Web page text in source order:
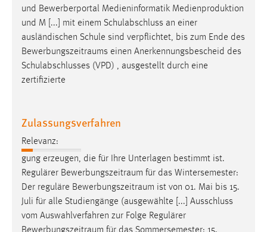
und Bewerberportal Medieninformatik Medienproduktion
und M [...] mit einem Schulabschluss an einer
ausländischen Schule sind verpflichtet, bis zum Ende des
Bewerbungszeitraums einen Anerkennungsbescheid des
Schulabschlusses (VPD) , ausgestellt durch eine
zertifizierte
Zulassungsverfahren
Relevanz:
gung erzeugen, die für Ihre Unterlagen bestimmt ist.
Regulärer Bewerbungszeitraum für das Wintersemester:
Der reguläre Bewerbungszeitraum ist von 01. Mai bis 15.
Juli für alle Studiengänge (ausgewählte [...] Ausschluss
vom Auswahlverfahren zur Folge Regulärer